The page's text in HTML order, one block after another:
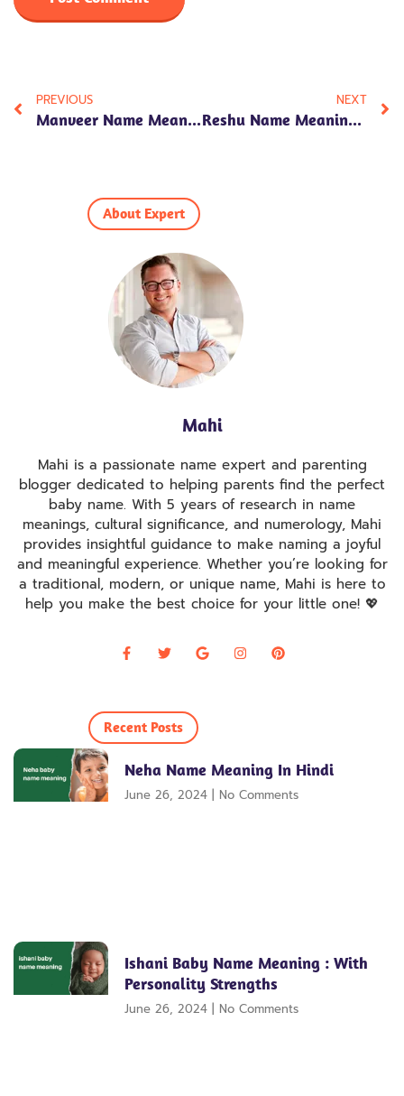
PREVIOUS
Manveer Name Meaning In Hindi: 7 Remarkable Insights Into Its Significance, Personality, And Numerology
NEXT
Reshu Name Meaning In Hindi: Discover 7 Positive Traits & Cultural Significance Behind This Beautiful Name
About Expert
Mahi
Mahi is a passionate name expert and parenting
blogger dedicated to helping parents find the perfect
baby name. With 5 years of research in name
meanings, cultural significance, and numerology, Mahi
provides insightful guidance to make naming a joyful
and meaningful experience. Whether you’re looking for
a traditional, modern, or unique name, Mahi is here to
help you make the best choice for your little one! 💖
Recent Posts
Neha Name Meaning In Hindi
June 26, 2024 No Comments
Ishani Baby Name Meaning : With
Personality Strengths
June 26, 2024 No Comments